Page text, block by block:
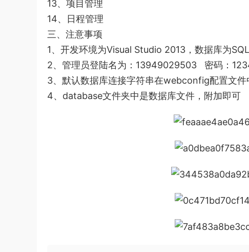
13、项目管理
14、日程管理
三、注意事项
1、开发环境为Visual Studio 2013，数据库为
2、管理员登陆名为：13949029503 密码：
3、默认数据库连接字符串在webconfig配置文件
4、database文件夹中是数据库文件，附加即可